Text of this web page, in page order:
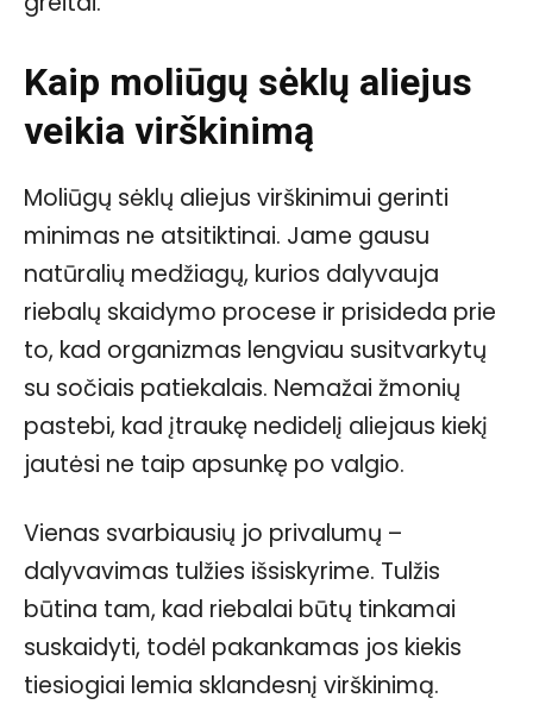
Kaip moliūgų sėklų aliejus
veikia virškinimą
Moliūgų sėklų aliejus virškinimui gerinti
minimas ne atsitiktinai. Jame gausu
natūralių medžiagų, kurios dalyvauja
riebalų skaidymo procese ir prisideda prie
to, kad organizmas lengviau susitvarkytų
su sočiais patiekalais. Nemažai žmonių
pastebi, kad įtraukę nedidelį aliejaus kiekį
jautėsi ne taip apsunkę po valgio.
Vienas svarbiausių jo privalumų –
dalyvavimas tulžies išsiskyrime. Tulžis
būtina tam, kad riebalai būtų tinkamai
suskaidyti, todėl pakankamas jos kiekis
tiesiogiai lemia sklandesnį virškinimą.